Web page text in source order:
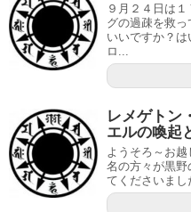
９月２４日は
グの過疎を救
いいですか？
ロ...
レメゲトン
エルの喚起
ようそろ～お
名の方々が黒野
てくださいまし